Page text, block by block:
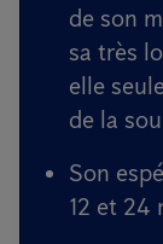
de son
sa très
elle
de la
Son
12 et 24